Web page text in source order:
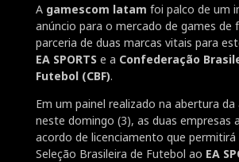
A gamescom latam foi palco de um
anúncio para o mercado de games de
parceria de duas marcas vitais para
EA SPORTS e a Confederação
Futebol (CBF).
Em um painel realizado na abertura
neste domingo (3), as duas empresas
acordo de licenciamento que
Seleção Brasileira de Futebol ao EA